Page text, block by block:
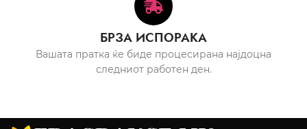
БРЗА ИСПОРАКА
Вашата пратка ќе биде процесирана најдоцна
следниот работен ден.